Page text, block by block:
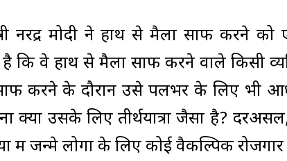
नरेंद्र मोदी ने हाथ से मैला साफ करने
कि वे हाथ से मैला साफ करने वाले किसी
करने के दौरान उसे पलभर के लिए भी
क्या उसके लिए तीर्थयात्रा जैसा है?
में जन्मे लोगों के लिए कोई वैकल्पिक